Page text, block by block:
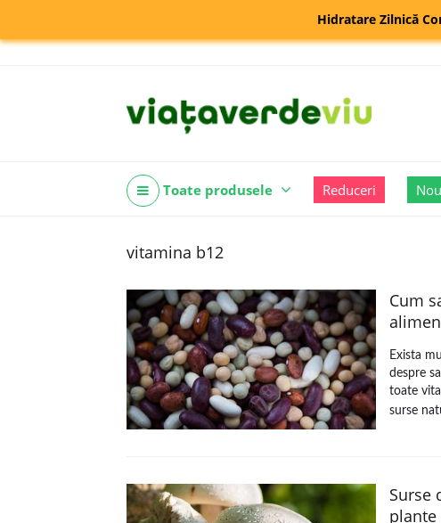
Hidratare Zilnică
Toate produsele Reduceri
vitamina b12
Cum
Exista
despre
toate
surse
Surse
plante